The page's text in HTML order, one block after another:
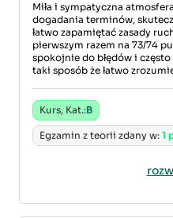
Miła i sympatyczna
dogadania terminów,
łatwo zapamiętać zasady
pierwszym razem na 73/74
spokojnie do błędów i
taki sposób że łatwo
Kurs, Kat.:B
Egzamin z teorii zdany w: 1